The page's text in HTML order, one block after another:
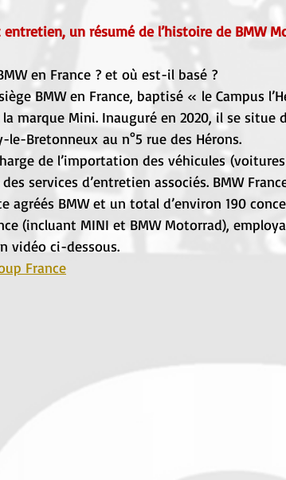
un résumé de l’histoire de BMW
en France ? et où est-il basé ?
BMW en France, baptisé « le Campus
marque Mini. Inauguré en 2020, il se situe
le-Bretonneux au n°5 rue des Hérons.
de l’importation des véhicules
services d’entretien associés. BMW
agréés BMW et un total d’environ 190
(incluant MINI et BMW Motorrad),
vidéo ci-dessous.
France